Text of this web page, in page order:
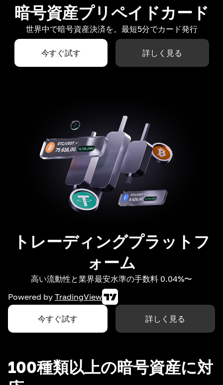
暗号資産プリペイドカード
世界中で暗号資産決済を。最短5分でカード発行
今すぐ試す 詳しく見る
トレーディングプラットフ
ォーム
高い流動性と業界最安水準の手数料 0.04%〜
Powered by TradingView
今すぐ試す 詳しく見る
100種類以上の暗号資産に対